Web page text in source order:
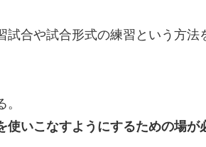
合や試合形式の練習という方法
いこなすようにするための場が